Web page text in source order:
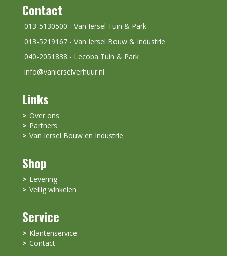
Links
Over ons
Partners
Van Iersel Bouw en Industrie
Shop
Levering
Veilig winkelen
Service
Klantenservice
Contact
Contact
013-5130500 - Van Iersel Tuin & Park
013-5219167 - Van Iersel Bouw & Industrie
040-2051838 - Lecoba Tuin & Park
info@vanierselverhuur.nl